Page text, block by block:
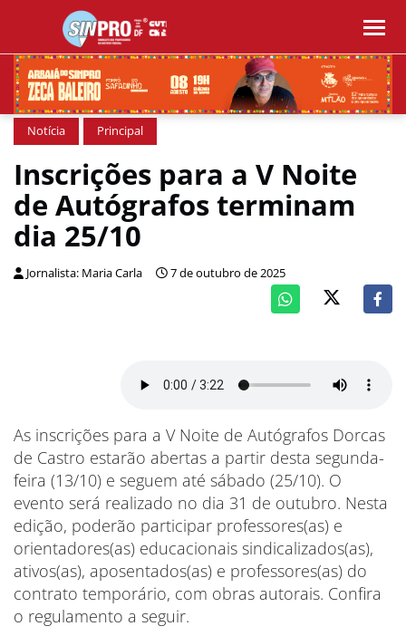
Notícia Principal
Inscrições para a V Noite
de Autógrafos terminam
dia 25/10
Jornalista: Maria Carla 7 de outubro de 2025
As inscrições para a V Noite de Autógrafos Dorcas
de Castro estarão abertas a partir desta segunda-
feira (13/10) e seguem até sábado (25/10). O
evento será realizado no dia 31 de outubro. Nesta
edição, poderão participar professores(as) e
orientadores(as) educacionais sindicalizados(as),
ativos(as), aposentados(as) e professores(as) do
contrato temporário, com obras autorais. Confira
o regulamento a seguir.